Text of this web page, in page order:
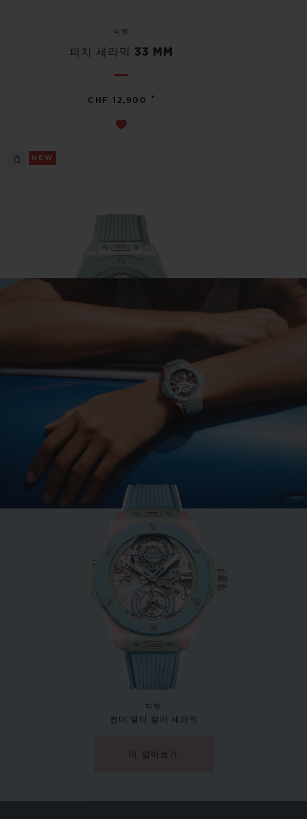
빅뱅
피치 세라믹 33 MM
CHF 12,900 •
NEW
민트 그린 세라믹 33 MM
CHF 12,900 •
빅뱅
썸머 멀티 컬러 세라믹
더 알아보기